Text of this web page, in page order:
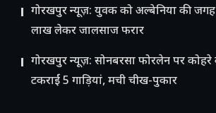
गोरखपुर न्यूज़: युवक को अल्बेनिया की
लाख लेकर जालसाज फरार
गोरखपुर न्यूज़: सोनबरसा फोरलेन पर
टकराईं 5 गाड़ियां, मची चीख-पुकार